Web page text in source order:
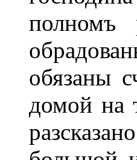
полномъ
обязаны
домой на